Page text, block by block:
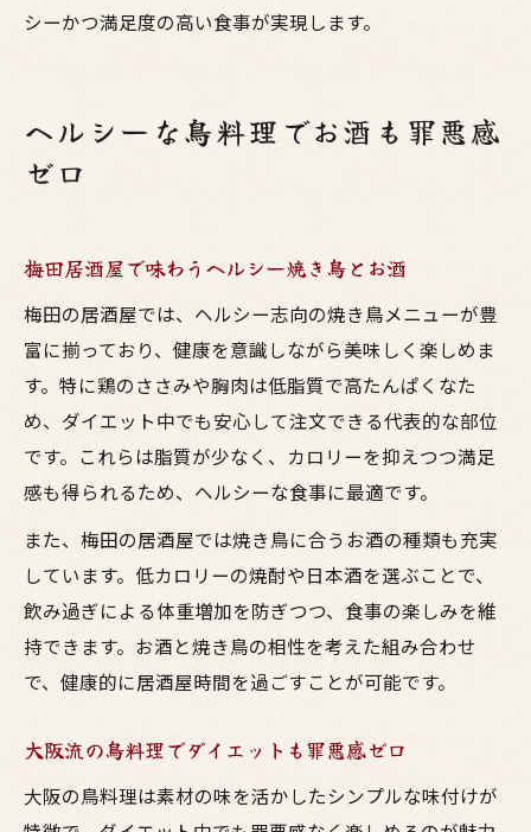
シーかつ満足度の高い食事が実現します。
ヘルシーな鳥料理でお酒も罪悪感
ゼロ
梅田居酒屋で味わうヘルシー焼き鳥とお酒
梅田の居酒屋では、ヘルシー志向の焼き鳥メニューが豊
富に揃っており、健康を意識しながら美味しく楽しめま
す。特に鶏のささみや胸肉は低脂質で高たんぱくなた
め、ダイエット中でも安心して注文できる代表的な部位
です。これらは脂質が少なく、カロリーを抑えつつ満足
感も得られるため、ヘルシーな食事に最適です。
また、梅田の居酒屋では焼き鳥に合うお酒の種類も充実
しています。低カロリーの焼酎や日本酒を選ぶことで、
飲み過ぎによる体重増加を防ぎつつ、食事の楽しみを維
持できます。お酒と焼き鳥の相性を考えた組み合わせ
で、健康的に居酒屋時間を過ごすことが可能です。
大阪流の鳥料理でダイエットも罪悪感ゼロ
大阪の鳥料理は素材の味を活かしたシンプルな味付けが